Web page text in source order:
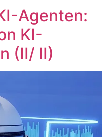
Agenten:
KI-
(II/ II)